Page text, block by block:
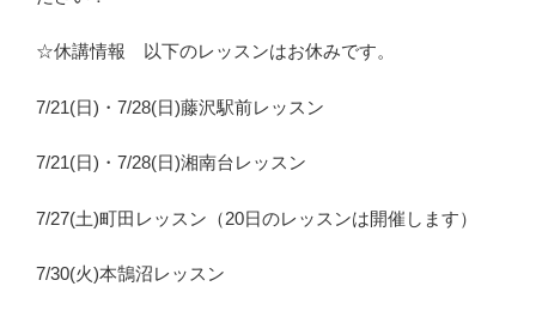
☆休講情報 以下のレッスンはお休みです。
7/21(日)・7/28(日)藤沢駅前レッスン
7/21(日)・7/28(日)湘南台レッスン
7/27(土)町田レッスン（20日のレッスンは開催します）
7/30(火)本鵠沼レッスン